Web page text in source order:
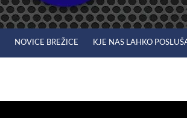
NOVICE BREŽICE KJE NAS LAHKO